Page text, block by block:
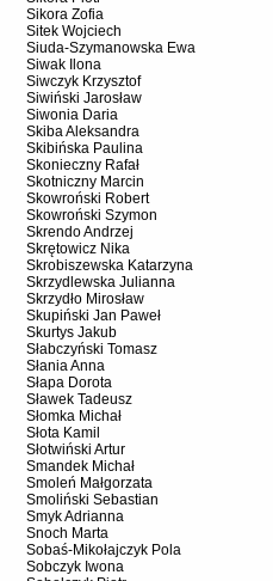
Sikora Zofia
Sitek Wojciech
Siuda-Szymanowska Ewa
Siwak Ilona
Siwczyk Krzysztof
Siwiński Jarosław
Siwonia Daria
Skiba Aleksandra
Skibińska Paulina
Skonieczny Rafał
Skotniczny Marcin
Skowroński Robert
Skowroński Szymon
Skrendo Andrzej
Skrętowicz Nika
Skrobiszewska Katarzyna
Skrzydlewska Julianna
Skrzydło Mirosław
Skupiński Jan Paweł
Skurtys Jakub
Słabczyński Tomasz
Słania Anna
Słapa Dorota
Sławek Tadeusz
Słomka Michał
Słota Kamil
Słotwiński Artur
Smandek Michał
Smoleń Małgorzata
Smoliński Sebastian
Smyk Adrianna
Snoch Marta
Sobaś-Mikołajczyk Pola
Sobczyk Iwona